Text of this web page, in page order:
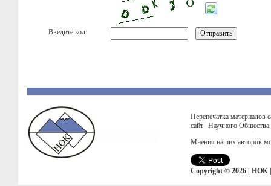
Введите код:
Перепечатка материалов
сайт "Научного
Мнения наших авторов
Copyright © 2026 | НОК